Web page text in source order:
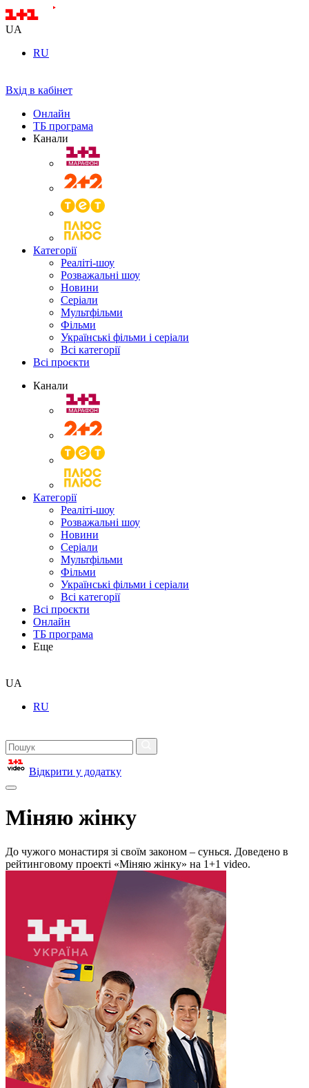
UA
RU
Вхід в кабінет
Онлайн
ТБ програма
Канали
Категорії
Реаліті-шоу
Розважальні шоу
Новини
Серіали
Мультфільми
Фільми
Українські фільми і серіали
Всі категорії
Всі проєкти
Канали
Категорії
Реаліті-шоу
Розважальні шоу
Новини
Серіали
Мультфільми
Фільми
Українські фільми і серіали
Всі категорії
Всі проєкти
Онлайн
ТБ програма
Еще
UA
RU
Відкрити у додатку
Міняю жінку
До чужого монастиря зі своїм законом – сунься. Доведено в
рейтинговому проекті «Міняю жінку» на 1+1 video.